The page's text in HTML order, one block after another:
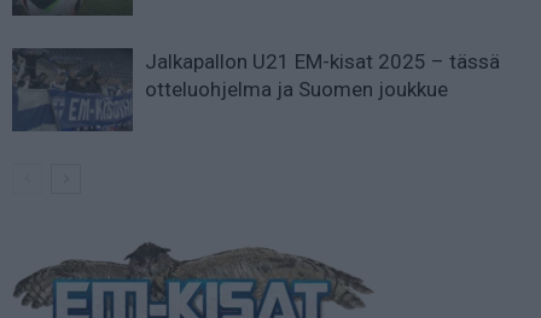
Jalkapallon U21 EM-kisat 2025 – tässä
otteluohjelma ja Suomen joukkue